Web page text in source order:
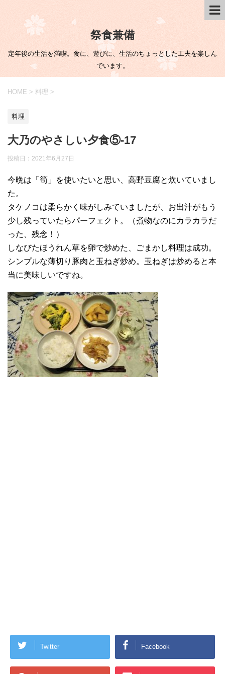
祭食兼備
定年後の生活を満喫。食に、遊びに、生活のちょっとした工夫を楽しん
でいます。
HOME > 料理 >
料理
大乃のやさしい夕食⑤-17
投稿日： 2021年6月27日
今晩は「筍」を使いたいと思い、高野豆腐と炊いていまし
た。
タケノコは柔らかく味がしみていましたが、お出汁がもう
少し残っていたらパーフェクト。（煮物なのにカラカラだ
った、残念！）
しなびたほうれん草を卵で炒めた、ごまかし料理は成功。
シンプルな薄切り豚肉と玉ねぎ炒め。玉ねぎは炒めると本
当に美味しいですね。
Twitter Facebook